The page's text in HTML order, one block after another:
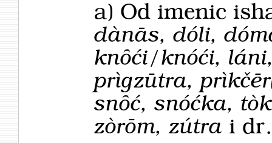
a) Od imenic
dànās, dóli,
knȏći/knóći,
prìgzūtra,
snȏć, snóćka,
zòrōm, zútra i dr.